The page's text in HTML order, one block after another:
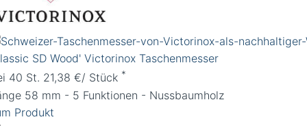
SD Wood' Victorinox Taschenmesser
40 St. 21,38 €/ Stück *
58 mm - 5 Funktionen - Nussbaumholz
Produkt